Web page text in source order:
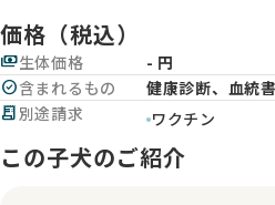
価格（税込）
payments生体価格
- 円
check_circle含まれるもの
健康診断、血統
receipt_long別途請求 ワクチン
この子犬のご紹介